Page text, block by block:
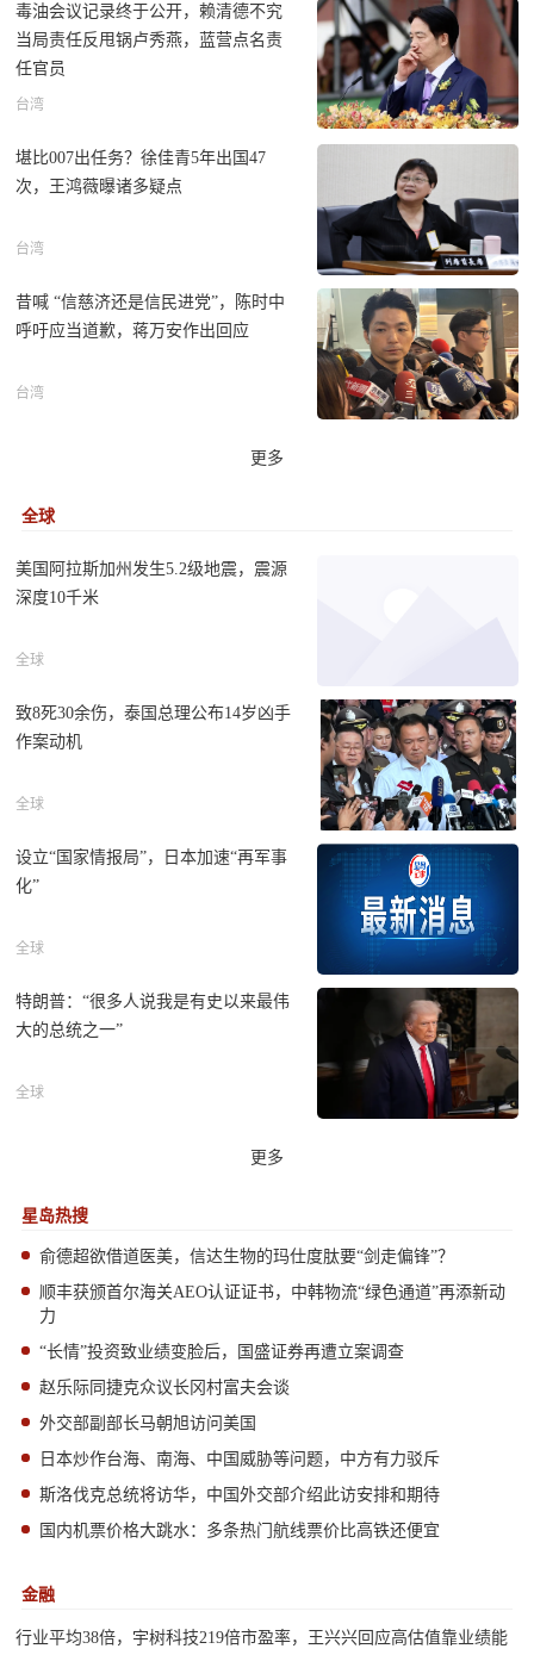
毒油会议记录终于公开，赖清德不究
当局责任反甩锅卢秀燕，蓝营点名责
任官员
台湾
堪比007出任务？徐佳青5年出国47
次，王鸿薇曝诸多疑点
台湾
昔喊 “信慈济还是信民进党”，陈时中
呼吁应当道歉，蒋万安作出回应
台湾
更多
全球
美国阿拉斯加州发生5.2级地震，震源
深度10千米
全球
致8死30余伤，泰国总理公布14岁凶手
作案动机
全球
设立“国家情报局”，日本加速“再军事
化”
全球
特朗普：“很多人说我是有史以来最伟
大的总统之一”
全球
更多
星岛热搜
俞德超欲借道医美，信达生物的玛仕度肽要“剑走偏锋”？
顺丰获颁首尔海关AEO认证证书，中韩物流“绿色通道”再添新动
力
“长情”投资致业绩变脸后，国盛证券再遭立案调查
赵乐际同捷克众议长冈村富夫会谈
外交部副部长马朝旭访问美国
日本炒作台海、南海、中国威胁等问题，中方有力驳斥
斯洛伐克总统将访华，中国外交部介绍此访安排和期待
国内机票价格大跳水：多条热门航线票价比高铁还便宜
金融
行业平均38倍，宇树科技219倍市盈率，王兴兴回应高估值靠业绩能